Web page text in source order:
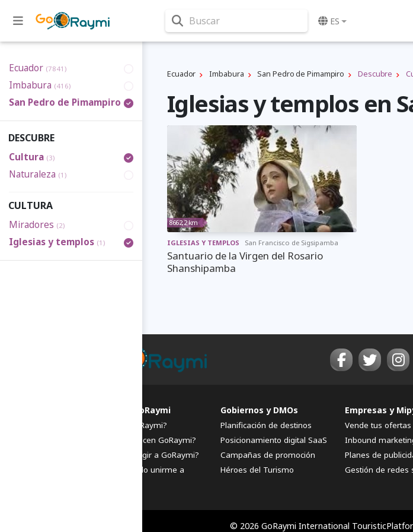
Buscar ES
Ecuador (7841)
Imbabura (416)
San Pedro de Pimampiro (28)
DESCUBRE
Cultura (3)
Naturaleza (1)
CULTURA
Miradores (2)
Iglesias y templos (1)
Ecuador Imbabura San Pedro de Pimampiro Descubre
Iglesias y templos en
8662,2 km
IGLESIAS Y TEMPLOS San Francisco de Sigsipamba
Santuario de la Virgen del Rosario
Shanshipamba
FAQs de GoRaymi
¿Qué es GoRaymi?
¿Quiénes hacen GoRaymi?
¿Por qué elegir a GoRaymi?
¿Cómo puedo unirme a
Gobiernos y DMOs
Planificación de destinos
Posicionamiento digital SaaS
Campañas de promoción
Héroes del Turismo
Empresas y
Vende tus ofertas
Inbound
Planes de
Gestión de redes
© 2026 GoRaymi International